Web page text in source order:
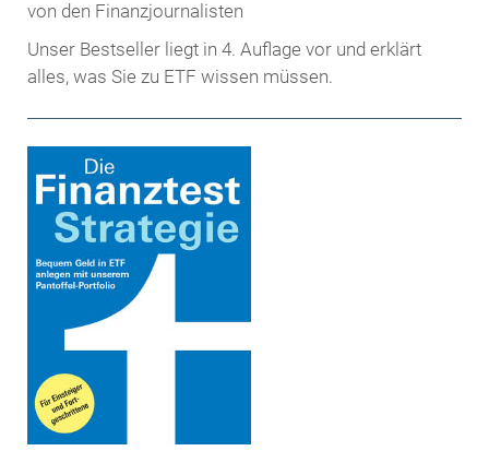
Unser Bestseller liegt in 4. Auflage vor und erklärt
alles, was Sie zu ETF wissen müssen.